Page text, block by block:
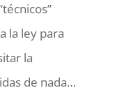
la ley para
la
de nada…